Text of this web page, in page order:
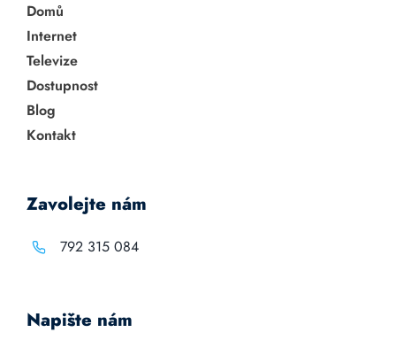
Domů
Internet
Televize
Dostupnost
Blog
Kontakt
Zavolejte nám
792 315 084
Napište nám